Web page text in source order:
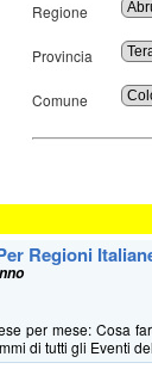
Regione
Provincia
Comune
Regioni
per mese: Cosa
di tutti gli Eventi